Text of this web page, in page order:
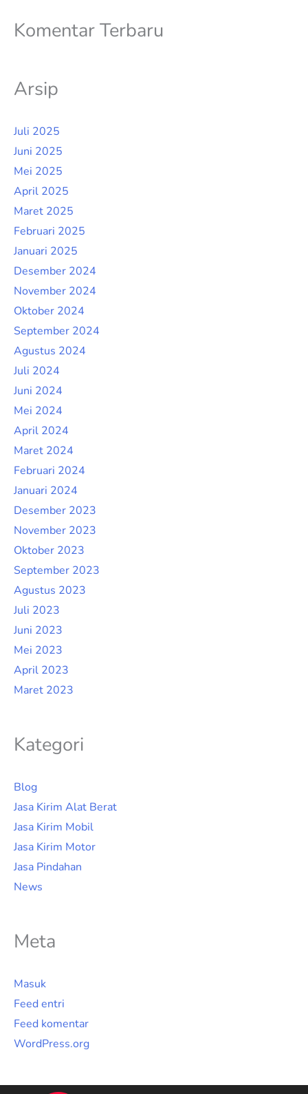
Komentar Terbaru
Arsip
Juli 2025
Juni 2025
Mei 2025
April 2025
Maret 2025
Februari 2025
Januari 2025
Desember 2024
November 2024
Oktober 2024
September 2024
Agustus 2024
Juli 2024
Juni 2024
Mei 2024
April 2024
Maret 2024
Februari 2024
Januari 2024
Desember 2023
November 2023
Oktober 2023
September 2023
Agustus 2023
Juli 2023
Juni 2023
Mei 2023
April 2023
Maret 2023
Kategori
Blog
Jasa Kirim Alat Berat
Jasa Kirim Mobil
Jasa Kirim Motor
Jasa Pindahan
News
Meta
Masuk
Feed entri
Feed komentar
WordPress.org